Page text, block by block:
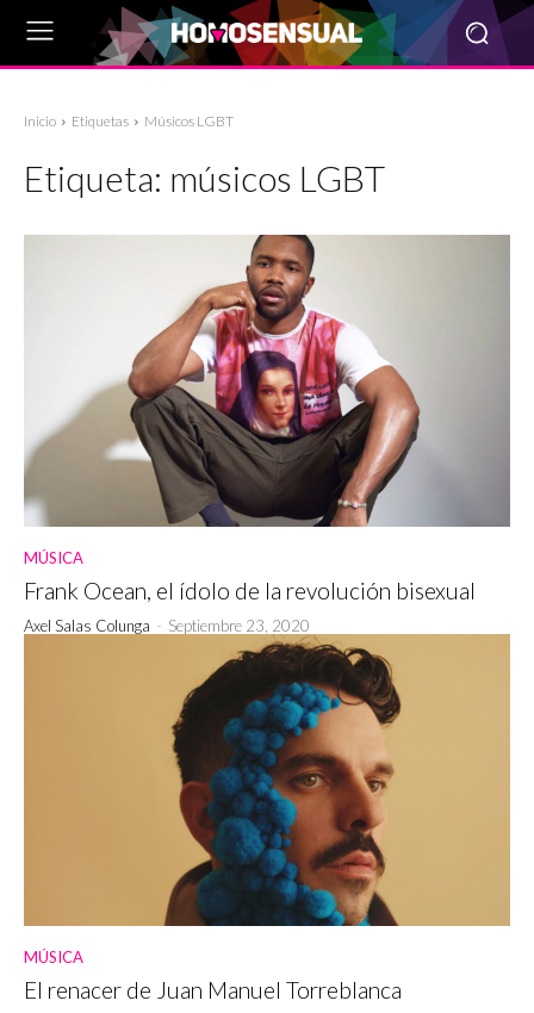
Inicio Etiquetas Músicos LGBT
Etiqueta: músicos LGBT
MÚSICA
Frank Ocean, el ídolo de la revolución bisexual
Axel Salas Colunga - Septiembre 23, 2020
MÚSICA
El renacer de Juan Manuel Torreblanca